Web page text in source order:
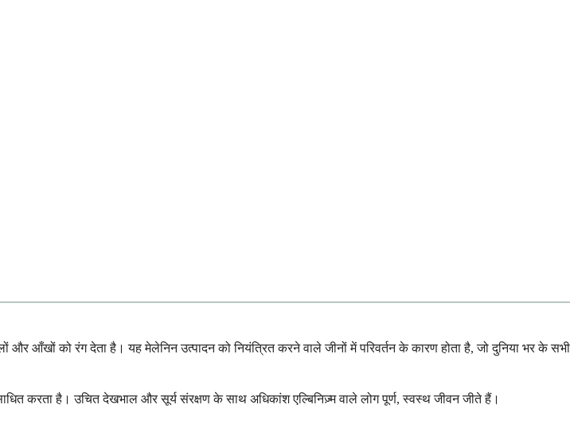
आँखों को रंग देता है। यह मेलेनिन उत्पादन को नियंत्रित करने वाले जीनों में परिवर्तन के कारण होता है, जो दुनिया भर के सभी
करता है। उचित देखभाल और सूर्य संरक्षण के साथ अधिकांश एल्बिनिज़्म वाले लोग पूर्ण, स्वस्थ जीवन जीते हैं।